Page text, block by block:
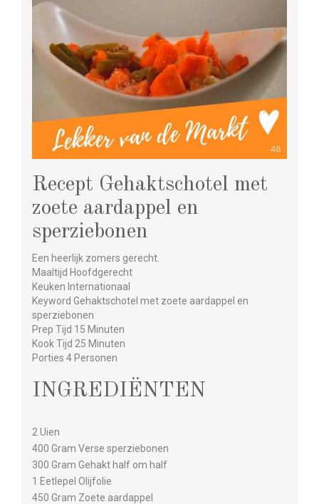
Recept Gehaktschotel met
zoete aardappel en
sperziebonen
Een heerlijk zomers gerecht.
Maaltijd Hoofdgerecht
Keuken Internationaal
Keyword Gehaktschotel met zoete aardappel en
sperziebonen
Prep Tijd 15 Minuten
Kook Tijd 25 Minuten
Porties 4 Personen
INGREDIËNTEN
2 Uien
400 Gram Verse sperziebonen
300 Gram Gehakt half om half
1 Eetlepel Olijfolie
450 Gram Zoete aardappel